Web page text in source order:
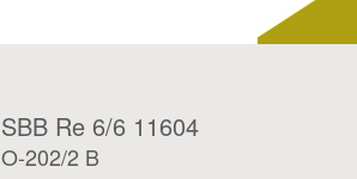
SBB Re 6/6 11604
O-202/2 B